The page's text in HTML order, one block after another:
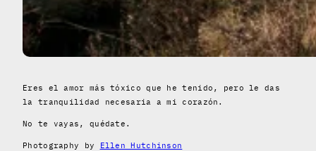
Eres el amor más tóxico que he tenido, pero le das
la tranquilidad necesaria a mi corazón.
No te vayas, quédate.
Photography by Ellen Hutchinson